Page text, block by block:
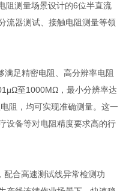
阻测量场景设计的6位半直流
流器测试、接触电阻测量等领
满足精密电阻、高分辨率电阻
至1000MΩ，最小分辨率达
阻，均可实现准确测量。这一
设备等对电阻精度要求高的行
合高速测试线异常检测功